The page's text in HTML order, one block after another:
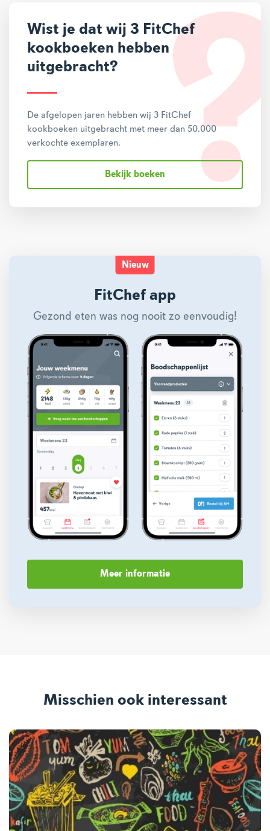
Nieuw
FitChef app
Gezond eten was nog nooit zo eenvoudig!
Meer informatie
Wist je dat wij 3 FitChef
kookboeken hebben
uitgebracht?
De afgelopen jaren hebben wij 3 FitChef
kookboeken uitgebracht met meer dan 50.000
verkochte exemplaren.
Bekijk boeken
Misschien ook interessant